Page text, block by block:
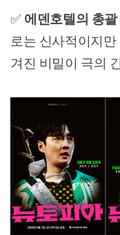
✅ 에덴호텔의 총
로는 신사적이지
겨진 비밀이 극의